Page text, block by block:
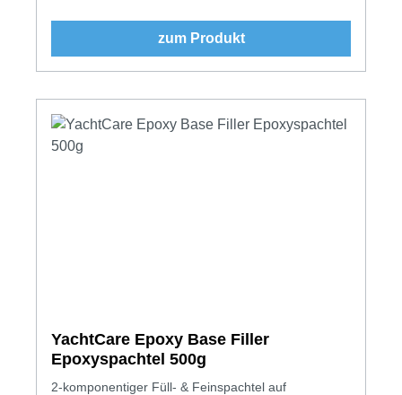
zum Produkt
YachtCare Epoxy Base Filler
Epoxyspachtel 500g
2-komponentiger Füll- & Feinspachtel auf